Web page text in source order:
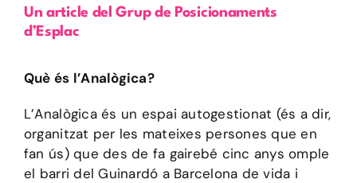
Un article del Grup de Posicionaments
d’Esplac
Què és l’Analògica?
L’Analògica és un espai autogestionat (és a dir,
organitzat per les mateixes persones que en
fan ús) que des de fa gairebé cinc anys omple
el barri del Guinardó a Barcelona de vida i